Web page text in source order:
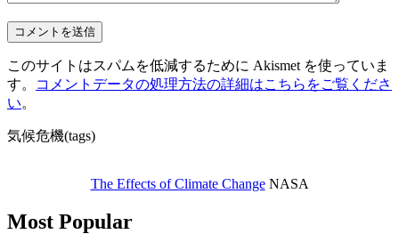
このサイトはスパムを低減するために Akismet を使っていま
す。
コメントデータの処理方法の詳細はこちらをご覧くださ
い。
気候危機(tags)
The Effects of Climate ChangeNASA
Most Popular